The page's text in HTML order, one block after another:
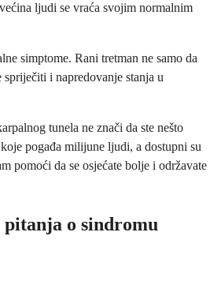
ljudi se vraća svojim normalnim
simptome. Rani tretman ne samo da
i napredovanje stanja u
tunela ne znači da ste nešto
pogađa milijune ljudi, a dostupni su
pomoći da se osjećate bolje i održavate
pitanja o sindromu